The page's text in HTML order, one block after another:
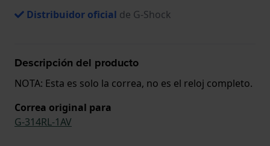
Distribuidor oficial de G-Shock
Descripción del producto
NOTA: Esta es solo la correa, no es el reloj completo.
Correa original para
G-314RL-1AV